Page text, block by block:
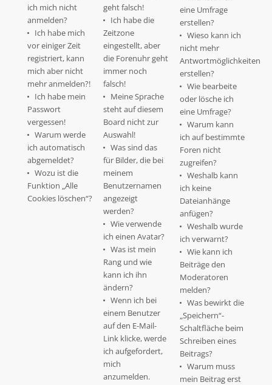
ich mich nicht
anmelden?
Ich habe mich
vor einiger Zeit
registriert, kann
mich aber nicht
mehr anmelden?!
Ich habe mein
Passwort
vergessen!
Warum werde
ich automatisch
abgemeldet?
Wozu ist die
Funktion „Alle
Cookies löschen“?
geht falsch!
Ich habe die
Zeitzone
eingestellt, aber
die Forenuhr geht
immer noch
falsch!
Meine Sprache
steht auf diesem
Board nicht zur
Auswahl!
Was sind das
für Bilder, die bei
meinem
Benutzernamen
angezeigt
werden?
Wie verwende
ich einen Avatar?
Was ist mein
Rang und wie
kann ich ihn
ändern?
Wenn ich bei
einem Benutzer
auf den E-Mail-
Link klicke, werde
ich aufgefordert,
mich
anzumelden.
eine Umfrage
erstellen?
Wieso kann ich
nicht mehr
Antwortmöglichkeiten
erstellen?
Wie bearbeite
oder lösche ich
eine Umfrage?
Warum kann
ich auf bestimmte
Foren nicht
zugreifen?
Weshalb kann
ich keine
Dateianhänge
anfügen?
Weshalb wurde
ich verwarnt?
Wie kann ich
Beiträge den
Moderatoren
melden?
Was bewirkt die
„Speichern“-
Schaltfläche beim
Schreiben eines
Beitrags?
Warum muss
mein Beitrag erst